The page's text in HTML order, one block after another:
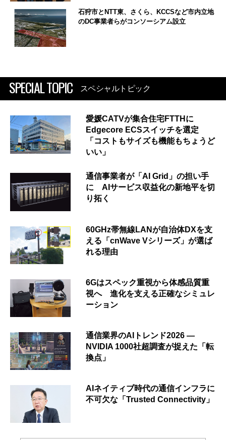
石狩市とNTT東、さくら、KCCSなど市内立地
のDC事業者らがコンソーシアム設立
SPECIAL TOPIC スペシャルトピック
愛媛CATVが集合住宅FTTHに
Edgecore ECSスイッチを選定
「コストもサイズも機能もちょうど
いい」
通信事業者が「AI Grid」の担い手
に AIサービス収益化の新地平を切
り拓く
60GHz帯無線LANが自治体DXを支
える「cnWave Vシリーズ」が選ば
れる理由
6Gはスペック重視から体感品質重
視へ 進化を支える正確なシミュレ
ーション
通信業界のAIトレンド2026 ―
NVIDIA 1000社超調査が捉えた「転
換点」
AIネイティブ時代の通信インフラに
不可欠な「Trusted Connectivity」